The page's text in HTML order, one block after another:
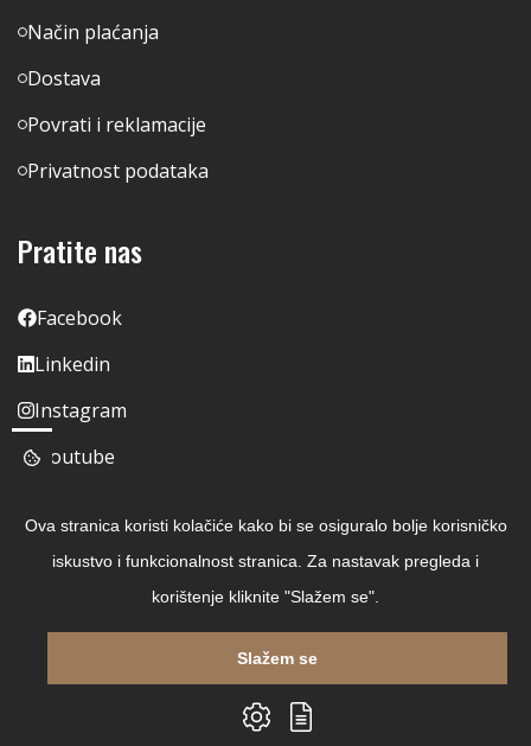
Način plaćanja
Dostava
Povrati i reklamacije
Privatnost podataka
Pratite nas
Facebook
Linkedin
Instagram
Youtube
Copyright © 2026 Čitaj Knjigu
Ova stranica koristi kolačiće kako bi se osiguralo bolje korisničko
iskustvo i funkcionalnost stranica. Za nastavak pregleda i
korištenje kliknite "Slažem se".
Slažem se